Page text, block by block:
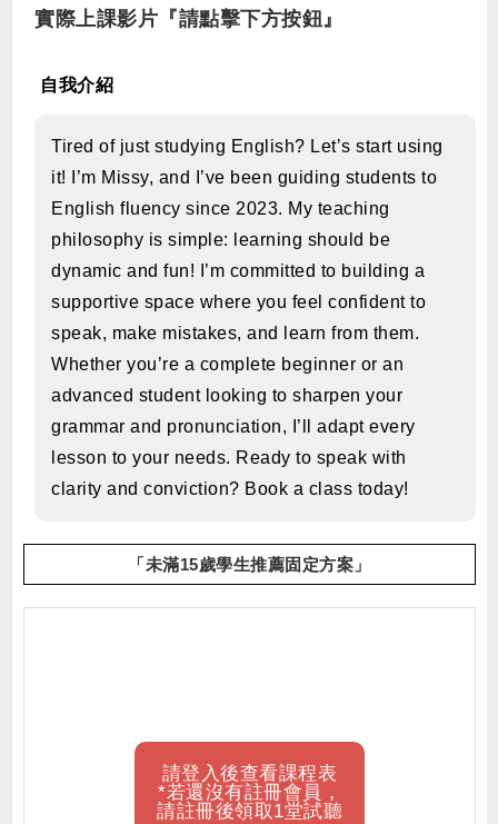
實際上課影片『請點擊下方按鈕』
自我介紹
Tired of just studying English? Let’s start using
it! I’m Missy, and I’ve been guiding students to
English fluency since 2023. My teaching
philosophy is simple: learning should be
dynamic and fun! I’m committed to building a
supportive space where you feel confident to
speak, make mistakes, and learn from them.
Whether you’re a complete beginner or an
advanced student looking to sharpen your
grammar and pronunciation, I’ll adapt every
lesson to your needs. Ready to speak with
clarity and conviction? Book a class today!
「未滿15歲學生推薦固定方案」
請登入後查看課程表
*若還沒有註冊會員，
請註冊後領取1堂試聽